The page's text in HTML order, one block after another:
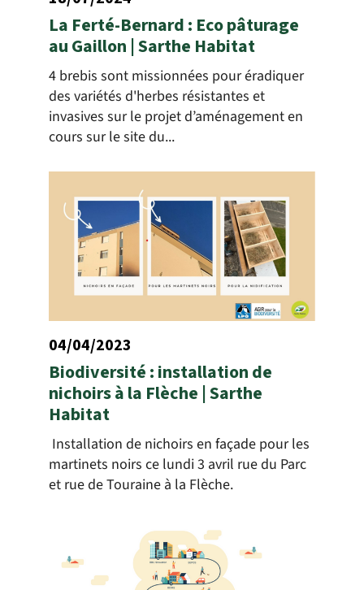
La Ferté-Bernard : Eco pâturage
au Gaillon | Sarthe Habitat
4 brebis sont missionnées pour éradiquer
des variétés d'herbes résistantes et
invasives sur le projet d’aménagement en
cours sur le site du...
04/04/2023
Biodiversité : installation de
nichoirs à la Flèche | Sarthe
Habitat
Installation de nichoirs en façade pour les
martinets noirs ce lundi 3 avril rue du Parc
et rue de Touraine à la Flèche.